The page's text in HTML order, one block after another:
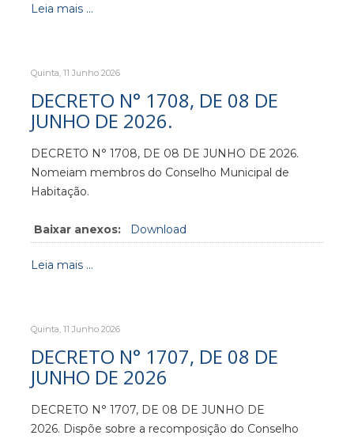
Leia mais ...
Quinta, 11 Junho 2026
DECRETO N° 1708, DE 08 DE
JUNHO DE 2026.
DECRETO N° 1708, DE 08 DE JUNHO DE 2026.
Nomeiam membros do Conselho Municipal de
Habitação.
Baixar anexos: Download
Leia mais ...
Quinta, 11 Junho 2026
DECRETO N° 1707, DE 08 DE
JUNHO DE 2026
DECRETO N° 1707, DE 08 DE JUNHO DE
2026. Dispõe sobre a recomposição do Conselho